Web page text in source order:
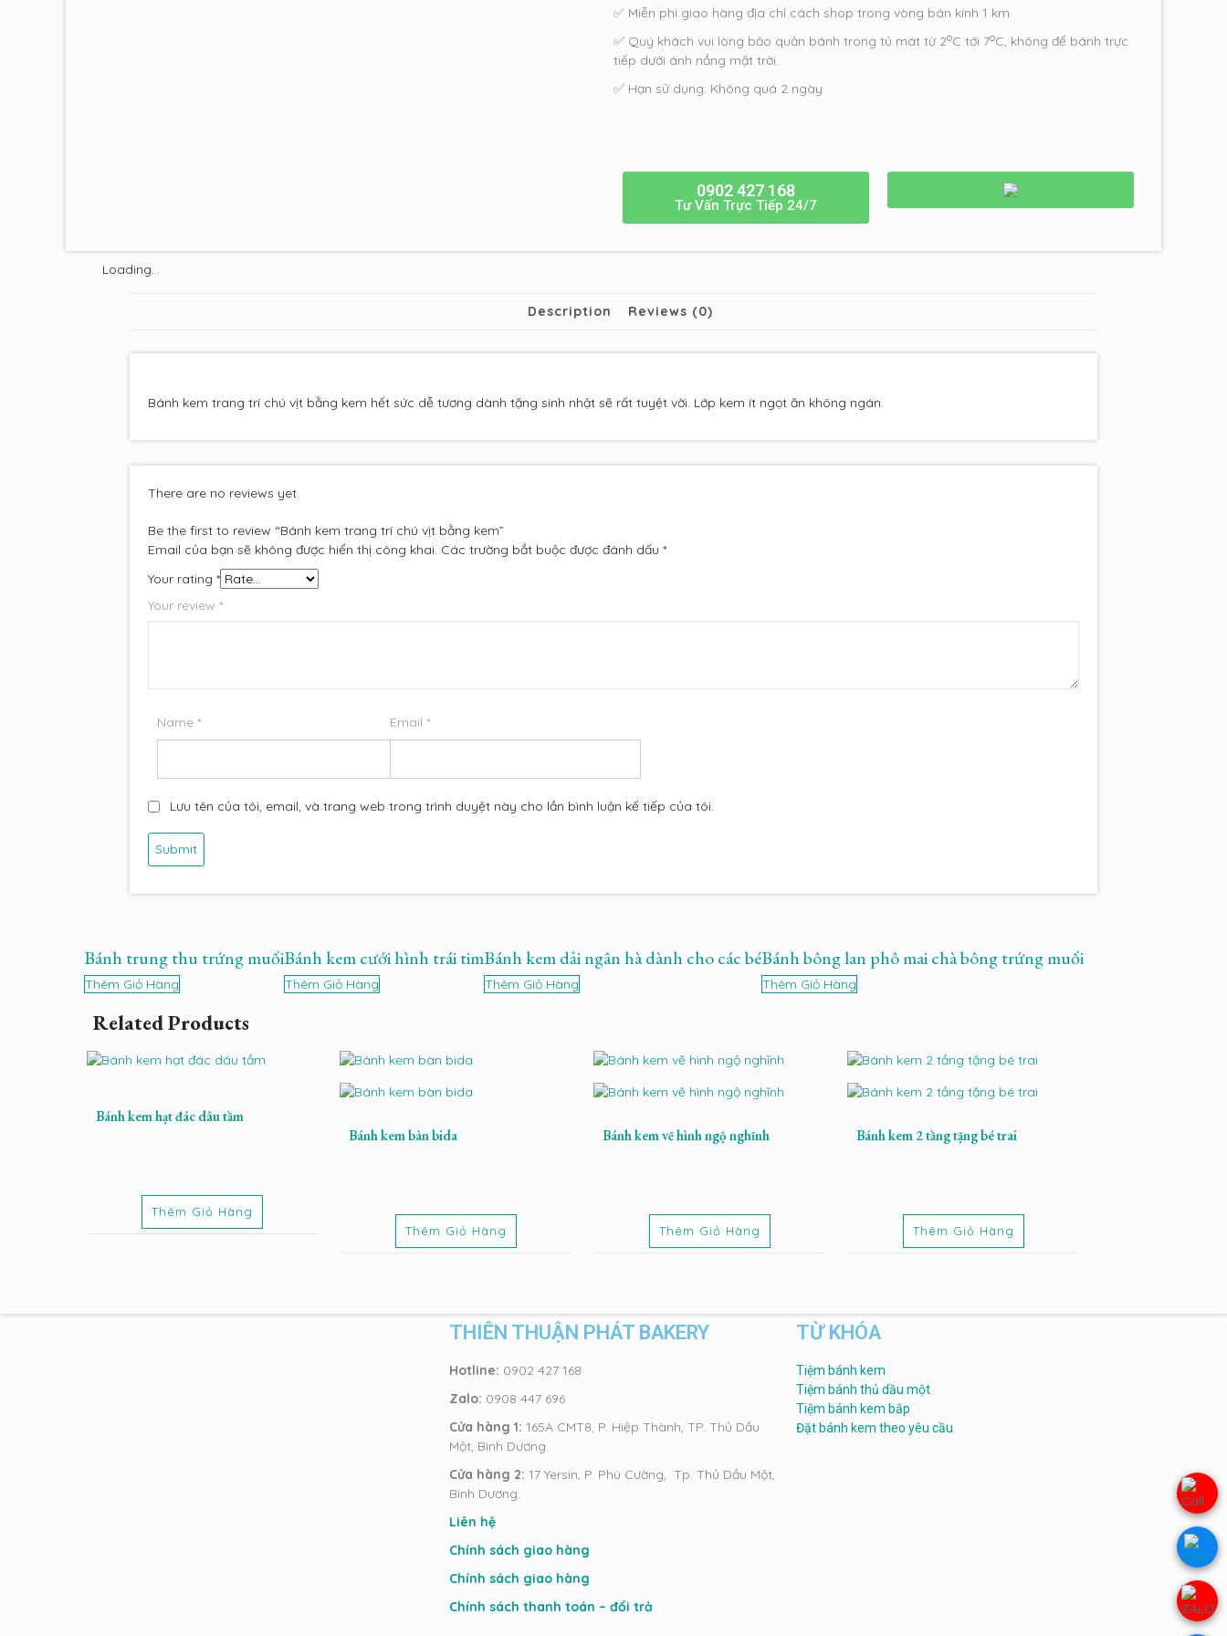
✅ Miễn phí giao hàng địa chỉ cách shop trong vòng bán kính 1 km
✅ Quý khách vui lòng bảo quản bánh trong tủ mát từ 2oC tới 7oC, không để bánh trực
tiếp dưới ánh nắng mặt trời.
✅ Hạn sử dụng: Không quá 2 ngày
0902 427 168
Tư Vấn Trực Tiếp 24/7
Loading...
Description Reviews (0)
Bánh kem trang trí chú vịt bằng kem hết sức dễ tương dành tặng sinh nhật sẽ rất tuyệt vời. Lớp kem ít ngọt ăn không ngán.
There are no reviews yet.
Be the first to review “Bánh kem trang trí chú vịt bằng kem”
Email của bạn sẽ không được hiển thị công khai. Các trường bắt buộc được đánh dấu *
Your rating *
Your review *
Name * Email *
Lưu tên của tôi, email, và trang web trong trình duyệt này cho lần bình luận kế tiếp của tôi.
Bánh trung thu trứng muối
Thêm Giỏ Hàng
Bánh kem cưới hình trái tim
Thêm Giỏ Hàng
Bánh kem dải ngân hà dành cho các bé
Thêm Giỏ Hàng
Bánh bông lan phô mai chà bông trứng muối
Thêm Giỏ Hàng
Related Products
Bánh kem hạt đác dâu tầm
Thêm Giỏ Hàng
Bánh kem bàn bida
Thêm Giỏ Hàng
Bánh kem vẽ hình ngộ nghĩnh
Thêm Giỏ Hàng
Bánh kem 2 tầng tặng bé trai
Thêm Giỏ Hàng
THIÊN THUẬN PHÁT BAKERY
Hotline: 0902 427 168
Zalo: 0908 447 696
Cửa hàng 1: 165A CMT8, P. Hiệp Thành, TP. Thủ Dầu
Một, Bình Dương.
Cửa hàng 2: 17 Yersin, P. Phú Cường, Tp. Thủ Dầu Một,
Bình Dương.
Liên hệ
Chính sách giao hàng
Chính sách giao hàng
Chính sách thanh toán – đổi trả
TỪ KHÓA
Tiệm bánh kem
Tiệm bánh thủ dầu một
Tiệm bánh kem bắp
Đặt bánh kem theo yêu cầu